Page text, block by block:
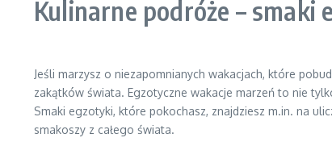
Kulinarne podróże – smaki
Jeśli marzysz o niezapomnianych wakacjach, które
zakątków świata. Egzotyczne wakacje marzeń to nie
Smaki egzotyki, które pokochasz, znajdziesz m.in. na
smakoszy z całego świata.